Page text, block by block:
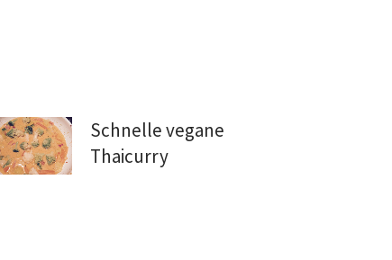
Schnelle vegane
Thaicurry